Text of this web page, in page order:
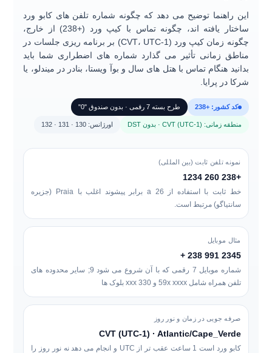
این راهنما توضیح می دهد که چگونه شماره تلفن های کابو ورد
ساختار یافته اند، چگونهتماس با کیپ ورد (+238)
از خارج،
چگونه زمان کیپ ورد (CVT، UTC-1)
بر برنامه ریزی جلسات در
مناطق زمانی تأثیر می گذارد شماره های اضطراری شما باید
بدانید هنگام تماس با هتل های سال و بوآ ویستا، بنادر در میندلو، یا
شرکا در پرایا.
کد کشور: +238 طرح بسته 7 رقمی · بدون صندوق "0"
منطقه زمانی: CVT (UTC-1) · بدون DST اورژانس: 130 · 131 · 132
نمونه تلفن ثابت (بین المللی)
+238 260 1234
خط ثابت با استفاده از a 26 برابر
پیشوند اغلب با Praia (جزیره
سانتیاگو) مرتبط است.
مثال موبایل
2345 991 238 +
شماره موبایل 7 رقمی که با آن شروع می شود 9; سایر محدوده های
تلفن همراه شامل59x xxxx و330 xxx بلوک ها
صرفه جویی در زمان و نور روز
CVT (UTC-1) · Atlantic/Cape_Verde
کابو ورد است 1 ساعت عقب تر از UTC و انجام می دهدنه نور روز را